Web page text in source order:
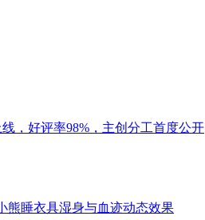
，好评率98%，主创分工首度公开
熊睡衣具湿身与血迹动态效果